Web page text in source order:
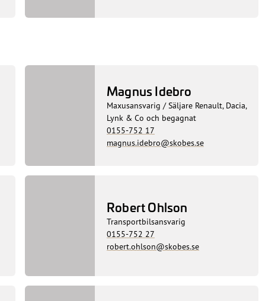
Magnus Idebro
Maxusansvarig / Säljare Renault, Dacia,
Lynk & Co och begagnat
0155-752 17
magnus.idebro@skobes.se
Robert Ohlson
Transportbilsansvarig
0155-752 27
robert.ohlson@skobes.se